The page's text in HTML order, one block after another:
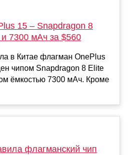
15 – Snapdragon 8
7300 мАч за $560
в Китае флагман OnePlus
чипом Snapdragon 8 Elite
ёмкостью 7300 мАч. Кроме
флагманский чип